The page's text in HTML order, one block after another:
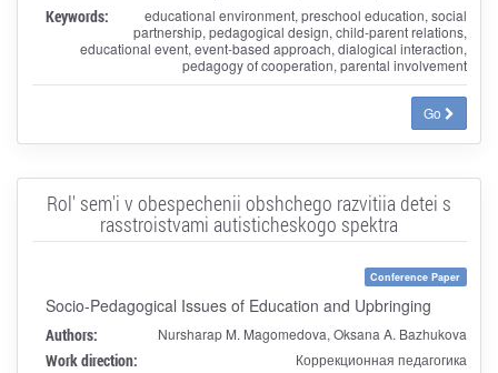
Keywords:
educational environment, preschool education, social
partnership, pedagogical design, child-parent relations,
educational event, event-based approach, dialogical interaction,
pedagogy of cooperation, parental involvement
Go
Rol' sem'i v obespechenii obshchego razvitiia detei s
rasstroistvami autisticheskogo spektra
Conference Paper
Socio-Pedagogical Issues of Education and Upbringing
Authors: Nursharap M. Magomedova, Oksana A. Bazhukova
Work direction: Коррекционная педагогика